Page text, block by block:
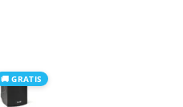
🚚 GRATIS